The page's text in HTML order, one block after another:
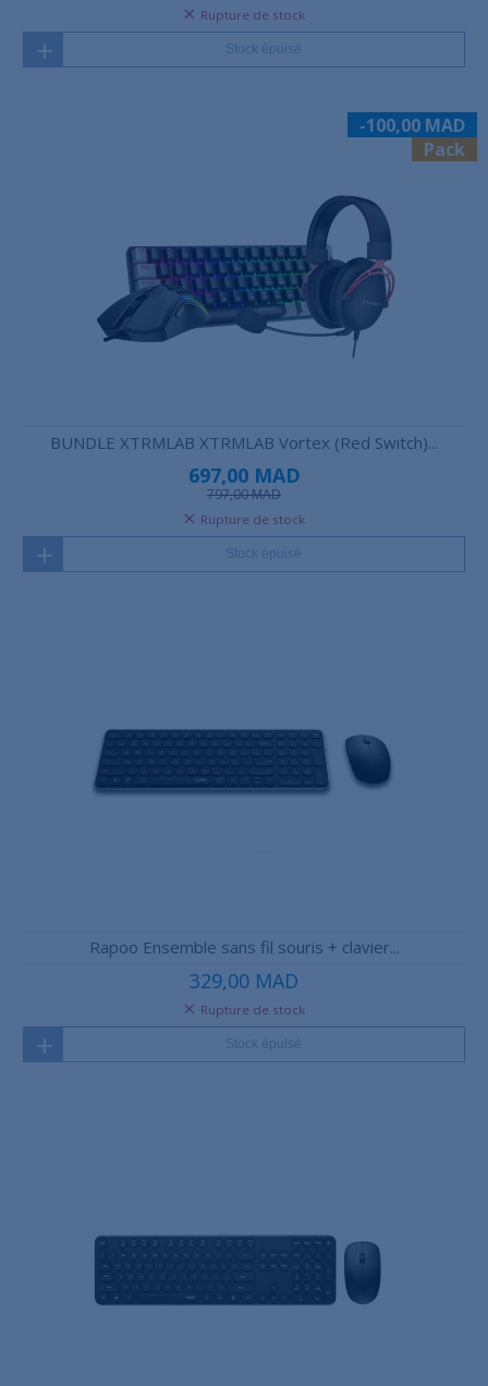
Rupture de stock
Stock épuisé
-100,00 MAD
Pack
BUNDLE XTRMLAB XTRMLAB Vortex (Red Switch)...
697,00 MAD
797,00 MAD
Rupture de stock
Stock épuisé
Rapoo Ensemble sans fil souris + clavier...
329,00 MAD
Rupture de stock
Stock épuisé